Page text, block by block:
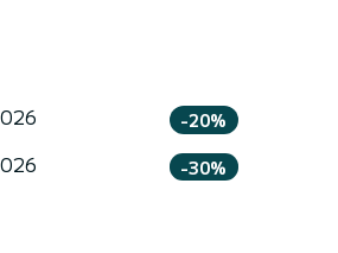
-20%
-30%